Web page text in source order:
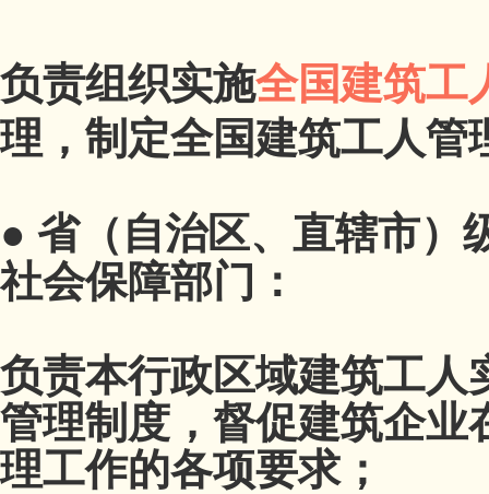
负责组织实施全国建筑工
理，制定全国建筑工人管
● 省（自治区、直辖市）
社会保障部门：
负责本行政区域建筑工人
管理制度，督促建筑企业
理工作的各项要求；